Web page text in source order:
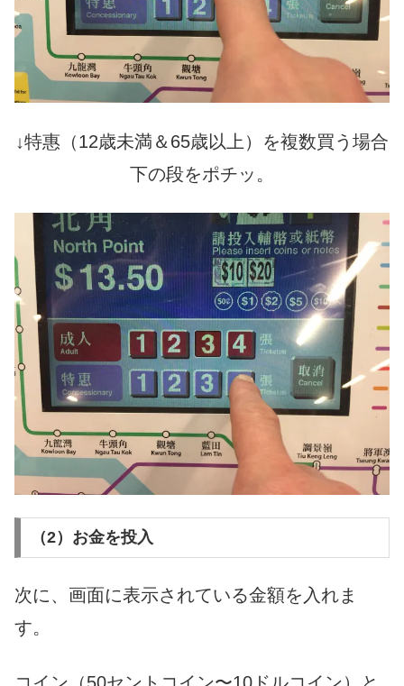
↓特惠（12歳未満＆65歳以上）を複数買う場合
下の段をポチッ。
（2）お金を投入
次に、画面に表示されている金額を入れま
す。